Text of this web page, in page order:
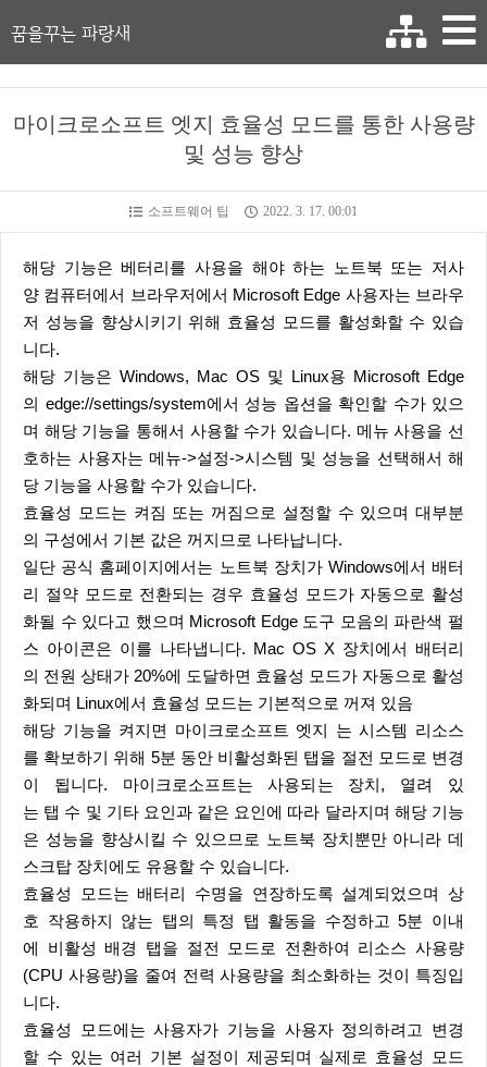
꿈을꾸는 파랑새
마이크로소프트 엣지 효율성 모드를 통한 사용량
및 성능 향상
소프트웨어 팁 2022. 3. 17. 00:01
해당 기능은 베터리를 사용을 해야 하는 노트북 또는 저사
양 컴퓨터에서 브라우저에서 Microsoft Edge 사용자는 브라우
저 성능을 향상시키기 위해 효율성 모드를 활성화할 수 있습
니다.
해당 기능은 Windows, Mac OS 및 Linux용 Microsoft Edge
의 edge://settings/system에서 성능 옵션을 확인할 수가 있으
며 해당 기능을 통해서 사용할 수가 있습니다. 메뉴 사용을 선
호하는 사용자는 메뉴->설정->시스템 및 성능을 선택해서 해
당 기능을 사용할 수가 있습니다.
효율성 모드는 켜짐 또는 꺼짐으로 설정할 수 있으며 대부분
의 구성에서 기본 값은 꺼지므로 나타납니다.
일단 공식 홈페이지에서는 노트북 장치가 Windows에서 배터
리 절약 모드로 전환되는 경우 효율성 모드가 자동으로 활성
화될 수 있다고 했으며 Microsoft Edge 도구 모음의 파란색 펄
스 아이콘은 이를 나타냅니다. Mac OS X 장치에서 배터리
의 전원 상태가 20%에 도달하면 효율성 모드가 자동으로 활성
화되며 Linux에서 효율성 모드는 기본적으로 꺼져 있음
해당 기능을 켜지면 마이크로소프트 엣지 는 시스템 리소스
를 확보하기 위해 5분 동안 비활성화된 탭을 절전 모드로 변경
이 됩니다. 마이크로소프트는 사용되는 장치, 열려 있
는 탭 수 및 기타 요인과 같은 요인에 따라 달라지며 해당 기능
은 성능을 향상시킬 수 있으므로 노트북 장치뿐만 아니라 데
스크탑 장치에도 유용할 수 있습니다.
효율성 모드는 배터리 수명을 연장하도록 설계되었으며 상
호 작용하지 않는 탭의 특정 탭 활동을 수정하고 5분 이내
에 비활성 배경 탭을 절전 모드로 전환하여 리소스 사용량
(CPU 사용량)을 줄여 전력 사용량을 최소화하는 것이 특징입
니다.
효율성 모드에는 사용자가 기능을 사용자 정의하려고 변경
할 수 있는 여러 기본 설정이 제공되며 실제로 효율성 모드